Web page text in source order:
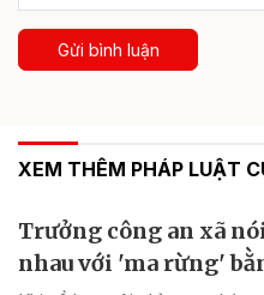
Gửi bình luận
XEM THÊM PHÁP LUẬT
Trưởng công an xã
nhau với 'ma rừng'